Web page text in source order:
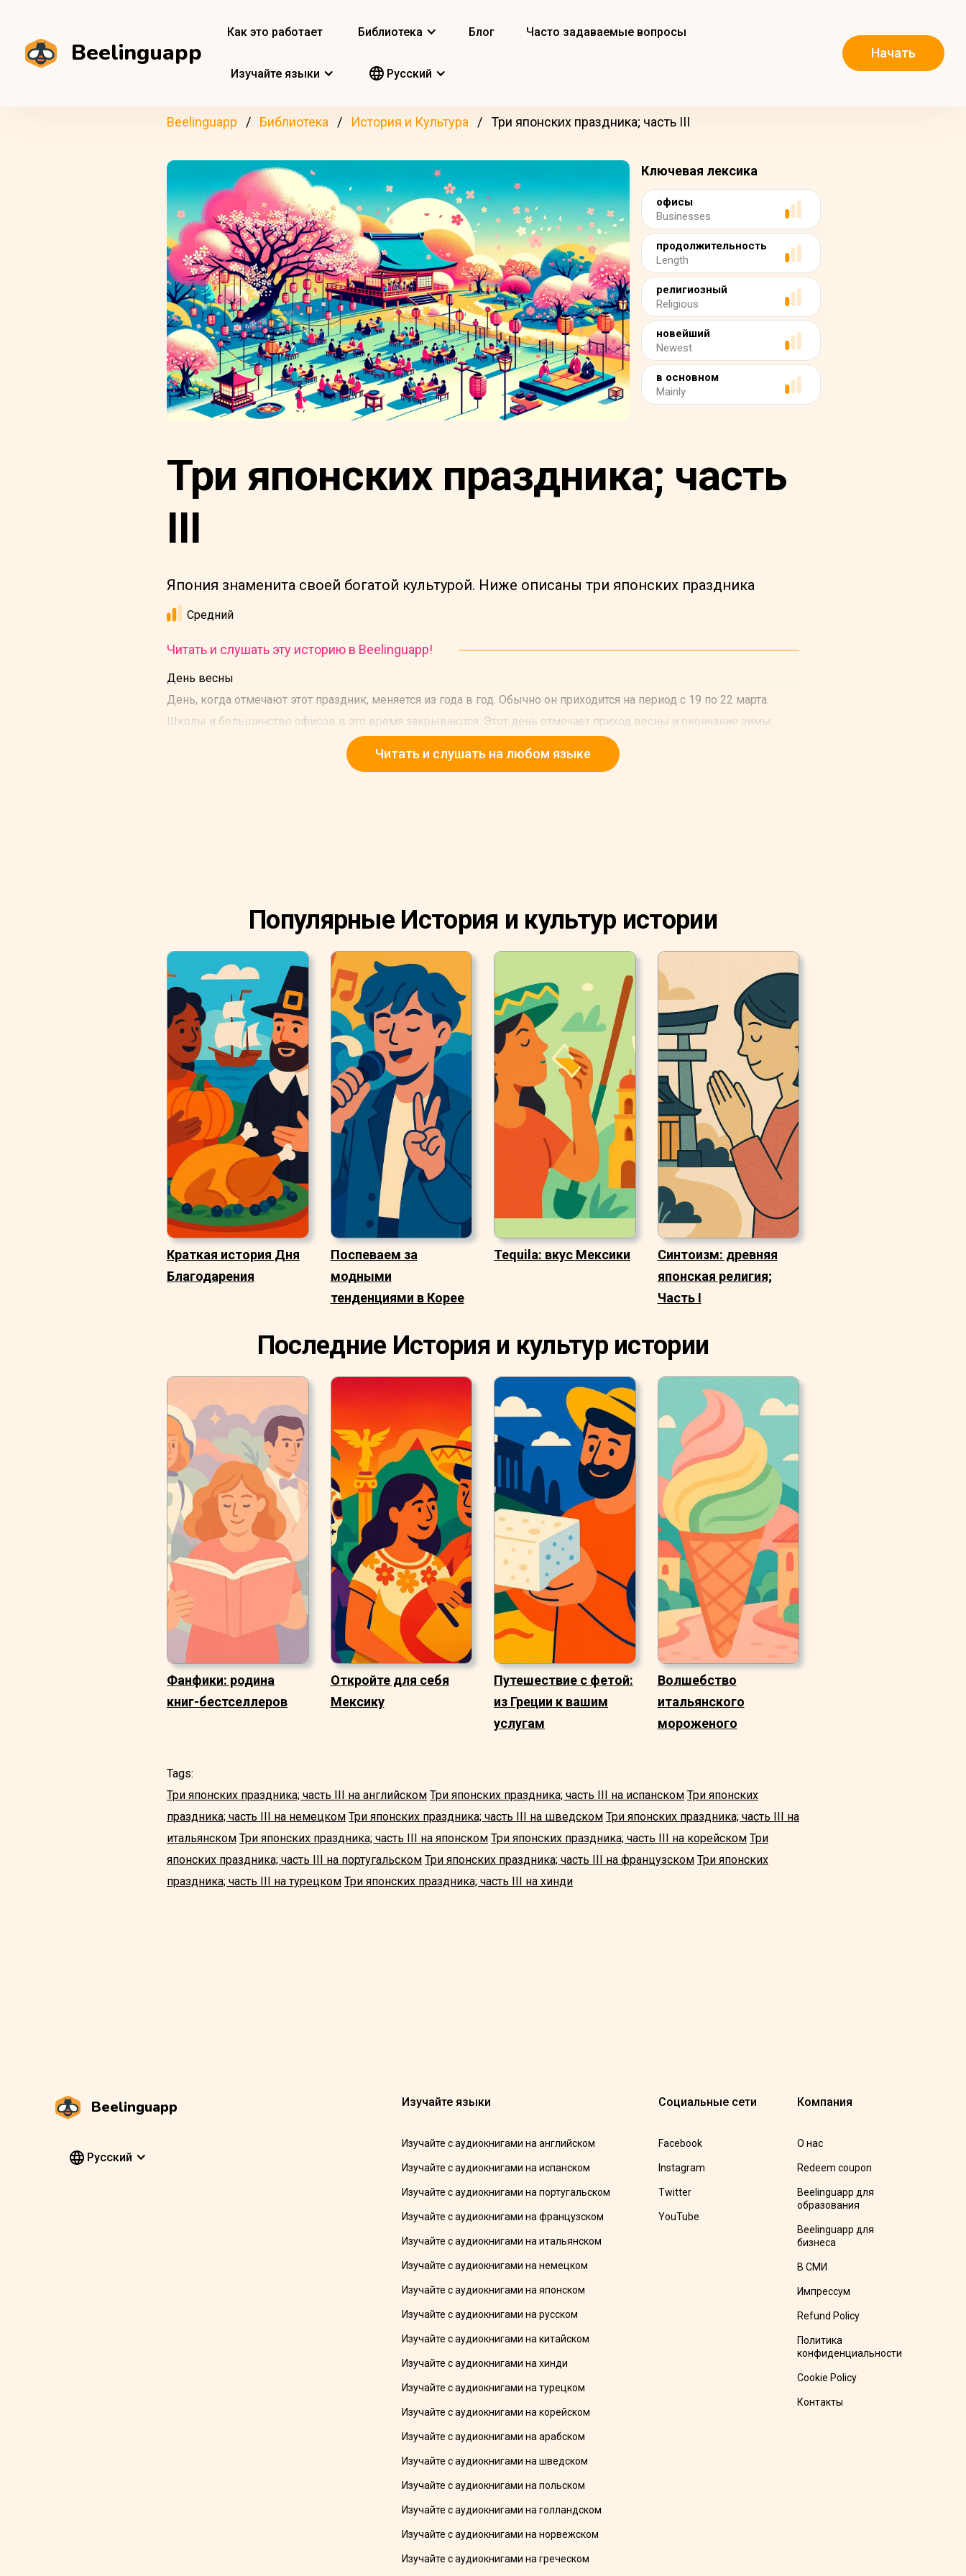
Beelinguapp
Как это работает Библиотека Блог Часто задаваемые вопросы
Изучайте языки Pусский
Начать
Beelinguapp Библиотека История и Культура Три японских праздника; часть III
Ключевая лексика
офисы
Businesses
продолжительность
Length
религиозный
Religious
новейший
Newest
в основном
Mainly
Три японских праздника; часть
III
Япония знаменита своей богатой культурой. Ниже описаны три японских праздника
Средний
Читать и слушать эту историю в Beelinguapp!
День весны
День, когда отмечают этот праздник, меняется из года в год. Обычно он приходится на период с 19 по 22 марта.
Школы и большинство офисов в это время закрываются. Этот день отмечает приход весны и окончание зимы.
Читать и слушать на любом языке
Популярные История и культур истории
Краткая история Дня
Благодарения
Поспеваем за
модными
тенденциями в Корее
Tequila: вкус Мексики
Синтоизм: древняя
японская религия;
Часть I
Последние История и культур истории
Фанфики: родина
книг-бестселлеров
Откройте для себя
Мексику
Путешествие с фетой:
из Греции к вашим
услугам
Волшебство
итальянского
мороженого
Tags:
Три японских праздника; часть III на английском Три японских праздника; часть III на испанском Три японских
праздника; часть III на немецком Три японских праздника; часть III на шведском Три японских праздника; часть III на
итальянском Три японских праздника; часть III на японском Три японских праздника; часть III на корейском Три
японских праздника; часть III на португальском Три японских праздника; часть III на французском Три японских
праздника; часть III на турецком Три японских праздника; часть III на хинди
Beelinguapp
Pусский
Изучайте языки
Изучайте с аудиокнигами на английском
Изучайте с аудиокнигами на испанском
Изучайте с аудиокнигами на португальском
Изучайте с аудиокнигами на французском
Изучайте с аудиокнигами на итальянском
Изучайте с аудиокнигами на немецком
Изучайте с аудиокнигами на японском
Изучайте с аудиокнигами на русском
Изучайте с аудиокнигами на китайском
Изучайте с аудиокнигами на хинди
Изучайте с аудиокнигами на турецком
Изучайте с аудиокнигами на корейском
Изучайте с аудиокнигами на арабском
Изучайте с аудиокнигами на шведском
Изучайте с аудиокнигами на польском
Изучайте с аудиокнигами на голландском
Изучайте с аудиокнигами на норвежском
Изучайте с аудиокнигами на греческом
Социальные сети
Facebook
Instagram
Twitter
YouTube
Компания
О нас
Redeem coupon
Beelinguapp для
образования
Beelinguapp для
бизнеса
В СМИ
Импрессум
Refund Policy
Политика
конфиденциальности
Cookie Policy
Контакты